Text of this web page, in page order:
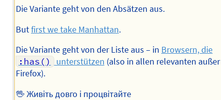
Die Variante geht von den Absätzen aus.
Butfirst we take Manhattan.
Die Variante geht von der Liste aus – in Browsern, die
:has()
unterstützen (also in allen relevanten außer
Firefox).
🖖 Живіть довго і процвітайте